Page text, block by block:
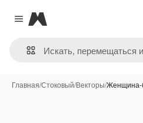
Close menu
Magnific
Главная/Стоковый/Векторы/Женщина-